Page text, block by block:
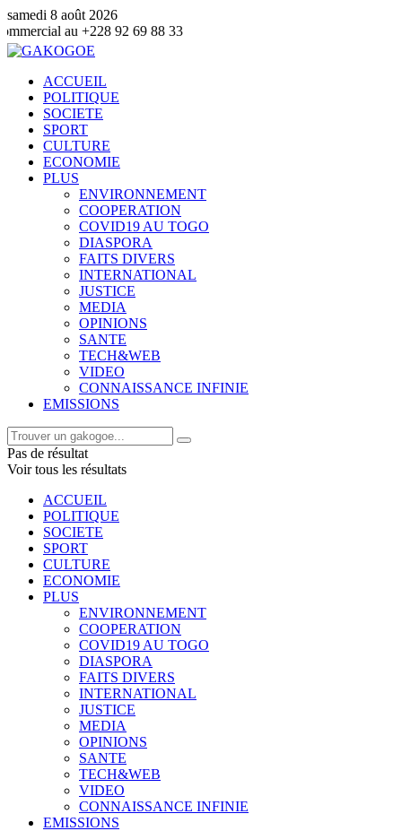
samedi 8 août 2026
92 69 88 33
ACCUEIL
POLITIQUE
SOCIETE
SPORT
CULTURE
ECONOMIE
PLUS
ENVIRONNEMENT
COOPERATION
COVID19 AU TOGO
DIASPORA
FAITS DIVERS
INTERNATIONAL
JUSTICE
MEDIA
OPINIONS
SANTE
TECH&WEB
VIDEO
CONNAISSANCE INFINIE
EMISSIONS
Pas de résultat
Voir tous les résultats
ACCUEIL
POLITIQUE
SOCIETE
SPORT
CULTURE
ECONOMIE
PLUS
ENVIRONNEMENT
COOPERATION
COVID19 AU TOGO
DIASPORA
FAITS DIVERS
INTERNATIONAL
JUSTICE
MEDIA
OPINIONS
SANTE
TECH&WEB
VIDEO
CONNAISSANCE INFINIE
EMISSIONS